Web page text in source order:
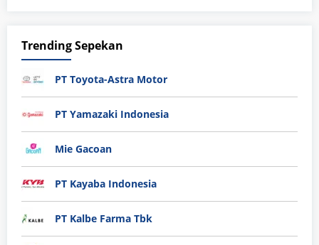
Trending Sepekan
PT Toyota-Astra Motor
PT Yamazaki Indonesia
Mie Gacoan
PT Kayaba Indonesia
PT Kalbe Farma Tbk